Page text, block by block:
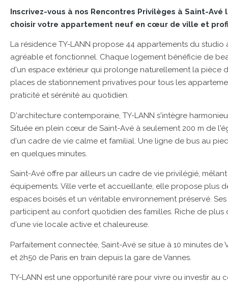
Inscrivez-vous à nos Rencontres Privilèges à Saint-
choisir votre appartement neuf en cœur de ville et
La résidence TY-LANN propose 44 appartements du
agréable et fonctionnel. Chaque logement bénéficie de
d'un espace extérieur qui prolonge naturellement la pièce
places de stationnement privatives pour tous les
praticité et sérénité au quotidien.
D'architecture contemporaine, TY-LANN s'intègre
Située en plein cœur de Saint-Avé à seulement 200 m de
d'un cadre de vie calme et familial. Une ligne de bus au
en quelques minutes.
Saint-Avé offre par ailleurs un cadre de vie privilégié,
équipements. Ville verte et accueillante, elle propose plus
espaces boisés et un véritable environnement préservé.
participent au confort quotidien des familles. Riche de plus
d'une vie locale active et chaleureuse.
Parfaitement connectée, Saint-Avé se situe à 10 minutes de
et 2h50 de Paris en train depuis la gare de Vannes.
TY-LANN est une opportunité rare pour vivre ou investir